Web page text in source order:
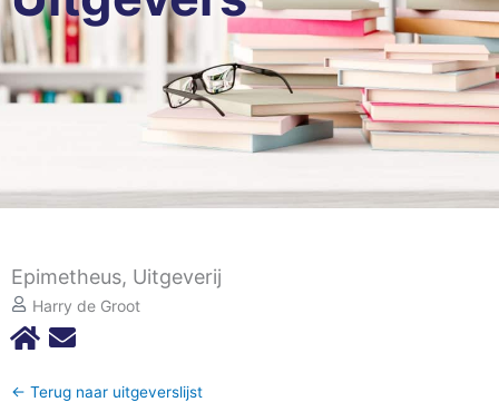
Epimetheus, Uitgeverij
Harry de Groot
← Terug naar uitgeverslijst